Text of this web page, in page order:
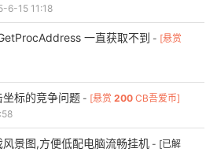
6-15 11:18
一直获取不到 - [悬赏
标的竞争问题 - [悬赏 200 CB吾爱币]
景图,方便低配电脑流畅挂机 - [已解